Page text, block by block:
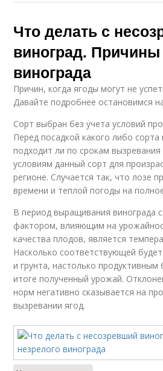
Что делать с
виноград. Причины
винограда
Причин, когда ягоды могут не
Давайте подробнее остановимся
Сорт выбран без учета условий
Перед посадкой какого либо
подходит ли по срокам
условиям данный сорт для
регионе. Случается так, что лозе
времени и теплой погоды на
В период выращивания винограда
фактором, влияющим на
качества плодов, является
Насколько соответствующей
и грунта, настолько продуктивным
итоге полученный урожай.
норм негативно сказывается на
вызревании ягод.